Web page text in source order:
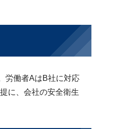
労働者AはB社に対応
に、会社の安全衛生